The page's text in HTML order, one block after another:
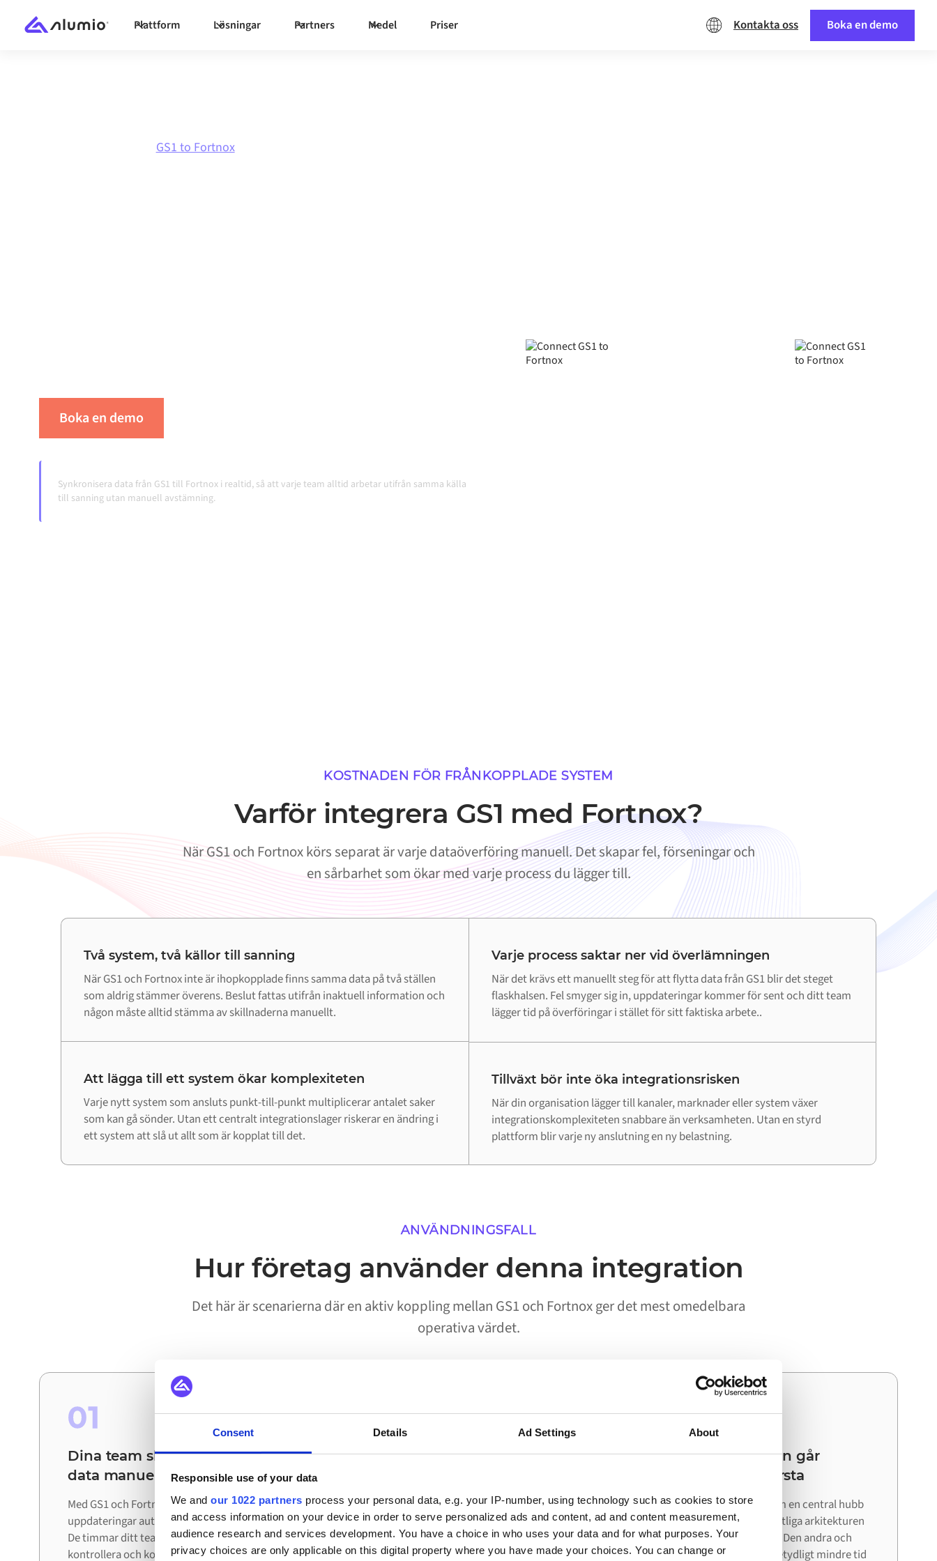
Consent Details Ad Settings About
Responsible use of your data
We and our 1022 partners process your personal data, e.g. your IP-number, using technology such as cookies to store
and access information on your device in order to serve personalized ads and content, ad and content measurement,
audience research and services development. You have a choice in who uses your data and for what purposes. Your
privacy choices are only applicable on this digital property where you have made your choices. You can change or
Plattform Lösningar Partners Medel Priser Kontakta oss Boka en demo
GS1 to Fortnox
Boka en demo
Synkronisera data från GS1 till Fortnox i realtid, så att varje team alltid arbetar utifrån samma källa
till sanning utan manuell avstämning.
KOSTNADEN FÖR FRÅNKOPPLADE SYSTEM
Varför integrera GS1 med Fortnox?
När GS1 och Fortnox körs separat är varje dataöverföring manuell. Det skapar fel, förseningar och
en sårbarhet som ökar med varje process du lägger till.
Två system, två källor till sanning
När GS1 och Fortnox inte är ihopkopplade finns samma data på två ställen
som aldrig stämmer överens. Beslut fattas utifrån inaktuell information och
någon måste alltid stämma av skillnaderna manuellt.
Varje process saktar ner vid överlämningen
När det krävs ett manuellt steg för att flytta data från GS1 blir det steget
flaskhalsen. Fel smyger sig in, uppdateringar kommer för sent och ditt team
lägger tid på överföringar i stället för sitt faktiska arbete..
Att lägga till ett system ökar komplexiteten
Varje nytt system som ansluts punkt-till-punkt multiplicerar antalet saker
som kan gå sönder. Utan ett centralt integrationslager riskerar en ändring i
ett system att slå ut allt som är kopplat till det.
Tillväxt bör inte öka integrationsrisken
När din organisation lägger till kanaler, marknader eller system växer
integrationskomplexiteten snabbare än verksamheten. Utan en styrd
plattform blir varje ny anslutning en ny belastning.
ANVÄNDNINGSFALL
Hur företag använder denna integration
Det här är scenarierna där en aktiv koppling mellan GS1 och Fortnox ger det mest omedelbara
operativa värdet.
01
Dina team slipper stämma av
data manuellt
Med GS1 och Fortnox ihopkopplade rör sig
uppdateringar automatiskt mellan systemen.
De timmar ditt team lade på att exportera,
kontrollera och korrigera data läggs nu på
02
Processer körs utan manuell
Arbetsflöden som tidigare krävde att en person
flyttade data mellan GS1 och Fortnox körs nu
automatiskt. Ditt team får en notis när något
behöver uppmärksammas, inte när allt fungerar
03
Din nästa integration går
snabbare än den första
Eftersom Alumio fungerar som en central hubb
kan du återanvända den befintliga arkitekturen
när du ansluter nästa system. Den andra och
tredje integrationen kräver betydligt mindre tid